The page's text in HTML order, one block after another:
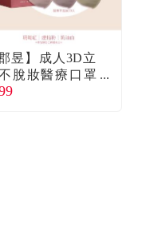
郡昱】成人3D立
脫妝醫療口罩
系)-30入/盒-M